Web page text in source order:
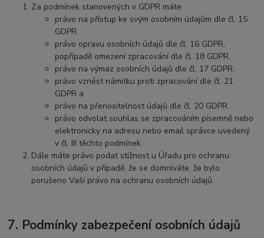
Za podmínek stanovených v GDPR máte
právo na přístup ke svým osobním údajům dle čl. 15
GDPR,
právo opravu osobních údajů dle čl. 16 GDPR,
popřípadě omezení zpracování dle čl. 18 GDPR.
právo na výmaz osobních údajů dle čl. 17 GDPR.
právo vznést námitku proti zpracování dle čl. 21
GDPR a
právo na přenositelnost údajů dle čl. 20 GDPR.
právo odvolat souhlas se zpracováním písemně nebo
elektronicky na adresu nebo email správce uvedený
v čl. III těchto podmínek.
Dále máte právo podat stížnost u Úřadu pro ochranu
osobních údajů v případě, že se domníváte, že bylo
porušeno Vaší právo na ochranu osobních údajů.
7. Podmínky zabezpečení osobních údajů